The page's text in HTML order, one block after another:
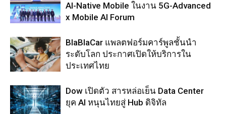
AI-Native Mobile ในงาน 5G-Advanced
x Mobile AI Forum
BlaBlaCar แพลตฟอร์มคาร์พูลชั้นนำ
ระดับโลก ประกาศเปิดให้บริการใน
ประเทศไทย
Dow เปิดตัว สารหล่อเย็น Data Center
ยุค AI หนุนไทยสู่ Hub ดิจิทัล